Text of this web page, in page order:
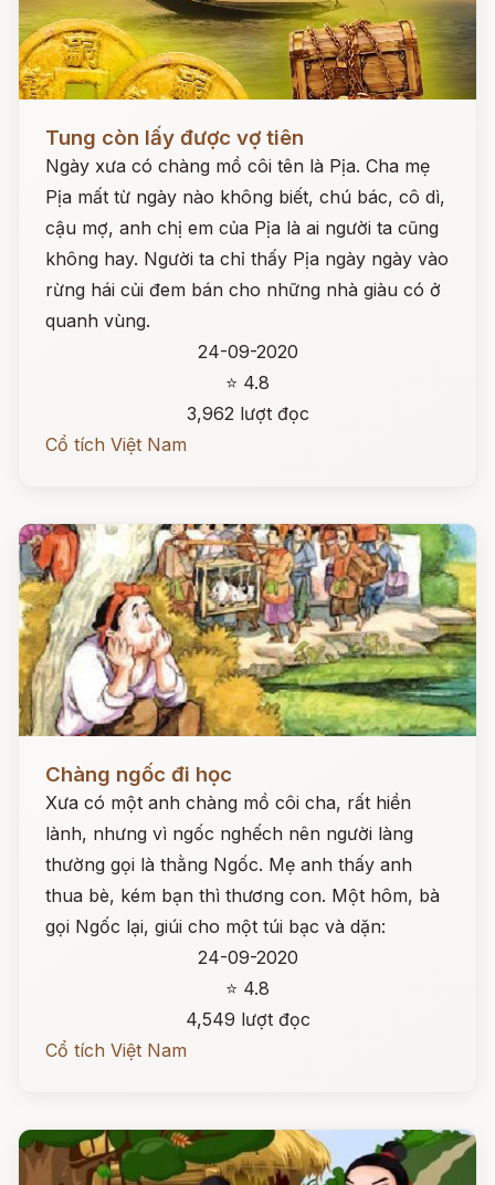
Tung còn lấy được vợ tiên
Ngày xưa có chàng mồ côi tên là Pịa. Cha mẹ
Pịa mất từ ngày nào không biết, chú bác, cô dì,
cậu mợ, anh chị em của Pịa là ai người ta cũng
không hay. Người ta chỉ thấy Pịa ngày ngày vào
rừng hái củi đem bán cho những nhà giàu có ở
quanh vùng.
24-09-2020
⭐ 4.8
3,962 lượt đọc
Cổ tích Việt Nam
Chàng ngốc đi học
Xưa có một anh chàng mồ côi cha, rất hiền
lành, nhưng vì ngốc nghếch nên người làng
thường gọi là thằng Ngốc. Mẹ anh thấy anh
thua bè, kém bạn thì thương con. Một hôm, bà
gọi Ngốc lại, giúi cho một túi bạc và dặn:
24-09-2020
⭐ 4.8
4,549 lượt đọc
Cổ tích Việt Nam